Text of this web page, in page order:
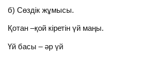
б) Сөздік жұмысы.
Қотан –қой кіретін үй маңы.
Үй басы – әр үй